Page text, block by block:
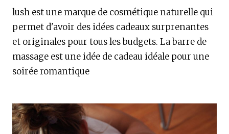
lush est une marque de cosmétique naturelle qui
permet d'avoir des idées cadeaux surprenantes
et originales pour tous les budgets. La barre de
massage est une idée de cadeau idéale pour une
soirée romantique